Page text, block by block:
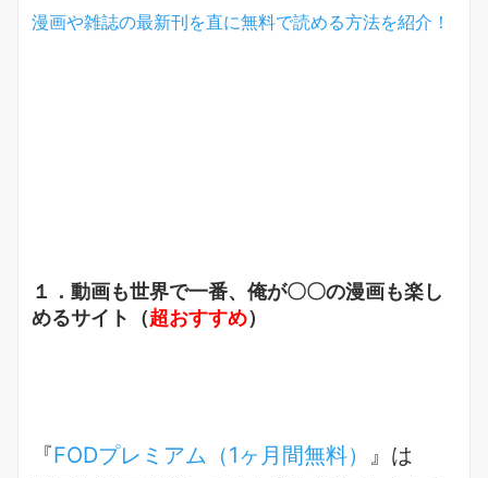
漫画や雑誌の最新刊を直に無料で読める方法を紹介！
１．動画も世界で一番、俺が〇〇の漫画も楽し
めるサイト（超おすすめ）
『FODプレミアム（1ヶ月間無料）
』は